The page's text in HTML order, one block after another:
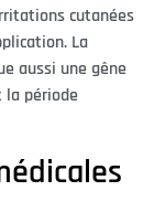
cutanées
La
aussi une gêne
la période